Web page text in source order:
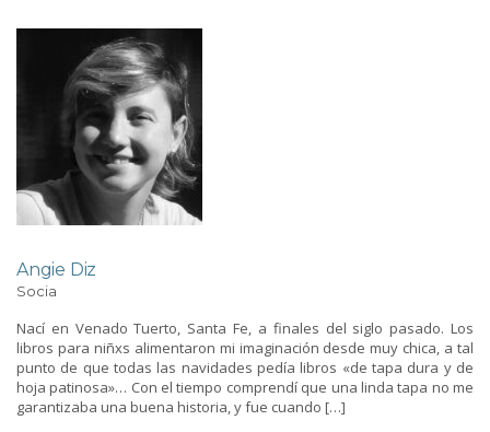
Angie Diz
Socia
Nací en Venado Tuerto, Santa Fe, a finales del siglo pasado. Los
libros para niñxs alimentaron mi imaginación desde muy chica, a tal
punto de que todas las navidades pedía libros «de tapa dura y de
hoja patinosa»… Con el tiempo comprendí que una linda tapa no me
garantizaba una buena historia, y fue cuando […]